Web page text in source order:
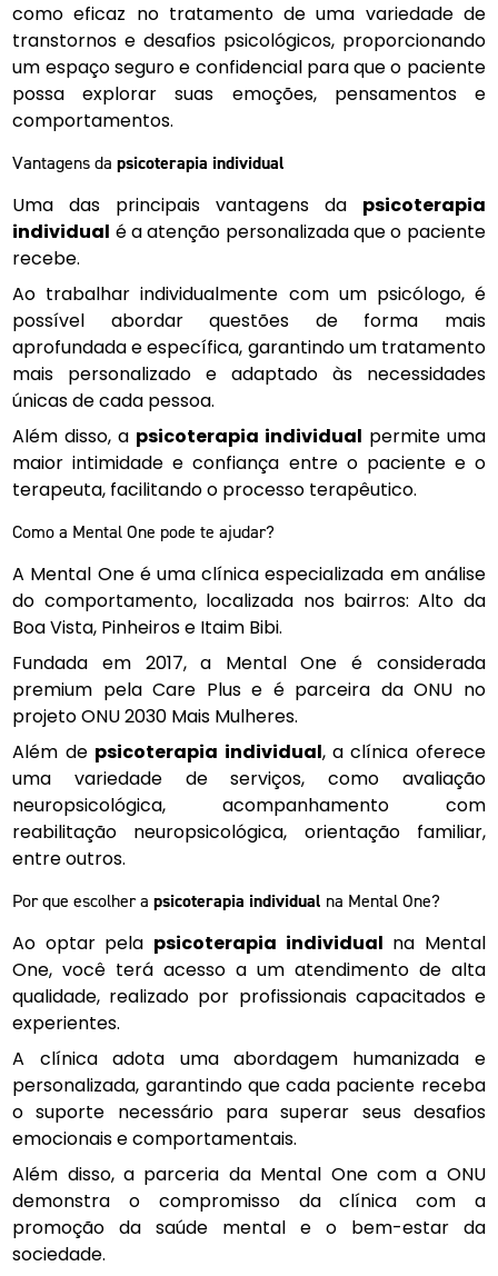
como eficaz no tratamento de uma variedade de
transtornos e desafios psicológicos, proporcionando
um espaço seguro e confidencial para que o paciente
possa explorar suas emoções, pensamentos e
comportamentos.
Vantagens dapsicoterapia individual
Uma das principais vantagens da psicoterapia
individual é a atenção personalizada que o paciente
recebe.
Ao trabalhar individualmente com um psicólogo, é
possível abordar questões de forma mais
aprofundada e específica, garantindo um tratamento
mais personalizado e adaptado às necessidades
únicas de cada pessoa.
Além disso, a psicoterapia individual permite uma
maior intimidade e confiança entre o paciente e o
terapeuta, facilitando o processo terapêutico.
Como a Mental One pode te ajudar?
A Mental One é uma clínica especializada em análise
do comportamento, localizada nos bairros: Alto da
Boa Vista, Pinheiros e Itaim Bibi.
Fundada em 2017, a Mental One é considerada
premium pela Care Plus e é parceira da ONU no
projeto ONU 2030 Mais Mulheres.
Além de psicoterapia individual, a clínica oferece
uma variedade de serviços, como avaliação
neuropsicológica, acompanhamento com
reabilitação neuropsicológica, orientação familiar,
entre outros.
Por que escolher apsicoterapia individual na Mental One?
Ao optar pela psicoterapia individual na Mental
One, você terá acesso a um atendimento de alta
qualidade, realizado por profissionais capacitados e
experientes.
A clínica adota uma abordagem humanizada e
personalizada, garantindo que cada paciente receba
o suporte necessário para superar seus desafios
emocionais e comportamentais.
Além disso, a parceria da Mental One com a ONU
demonstra o compromisso da clínica com a
promoção da saúde mental e o bem-estar da
sociedade.